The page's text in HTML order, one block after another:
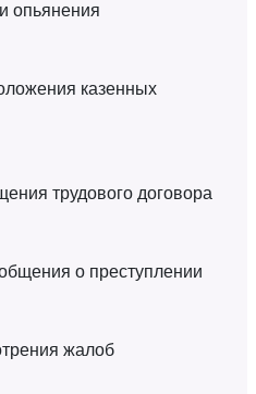
опьянения
казенных
трудового договора
о преступлении
жалоб